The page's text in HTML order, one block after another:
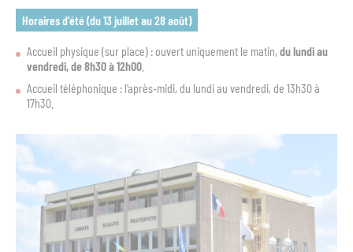
Horaires d’été (du 13 juillet au 28 août)
Accueil physique (sur place) : ouvert uniquement le matin, du lundi au
vendredi, de 8h30 à 12h00
Accueil téléphonique : l’après-midi, du lundi au vendredi, de 13h30 à
17h30.